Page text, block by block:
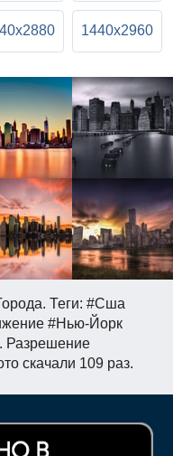
Теги: #Сша
#Нью-Йорк
Разрешение
скачали 109 раз.
1440x2960